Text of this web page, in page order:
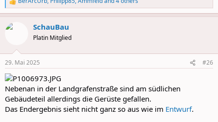
R
e
a
c
s
:
SchauBau
Platin Mitglied
29. Mai 2025 #26
Nebenan in der Landgrafenstraße sind am südlichen
Gebäudeteil allerdings die Gerüste gefallen.
Das Endergebnis sieht nicht ganz so aus wie im Entwurf.